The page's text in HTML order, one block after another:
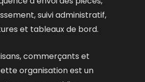
suivi administratif,
et tableaux de bord.
commerçants et
organisation est un